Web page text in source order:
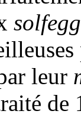
leur
de